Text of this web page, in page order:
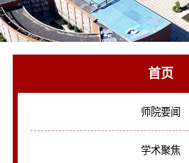
首页
师院要闻
学术聚焦